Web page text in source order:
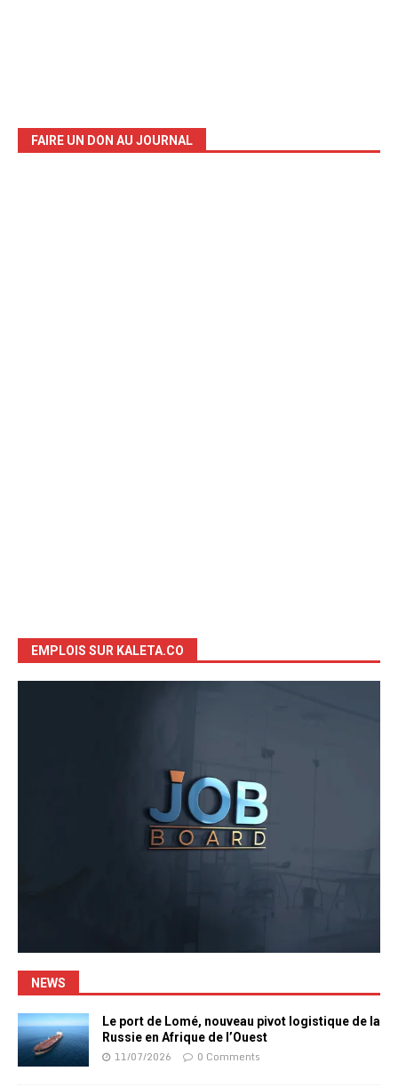
FAIRE UN DON AU JOURNAL
EMPLOIS SUR KALETA.CO
NEWS
Le port de Lomé, nouveau pivot logistique de la
Russie en Afrique de l’Ouest
11/07/2026 0 Comments